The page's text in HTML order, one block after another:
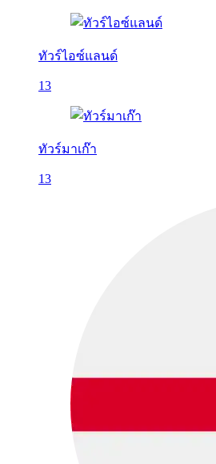
ทัวร์ไอซ์แลนด์
13
ทัวร์มาเก๊า
13